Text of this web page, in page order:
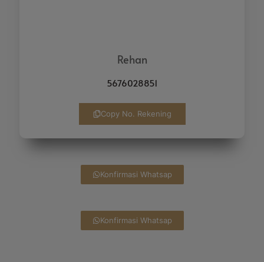
Rehan
5676028851
Copy No. Rekening
Konfirmasi Whatsap
Konfirmasi Whatsap